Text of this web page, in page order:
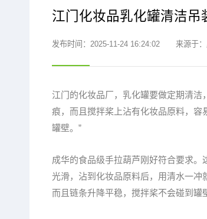
江门化妆品乳化罐清洁吊
发布时间：2025-11-24 16:24:02 来源于
江门的化妆品厂，乳化罐要做定期清洁
痕，而且搅拌桨上沾有化妆品原料，容
罐壁。”
成华的食品级手拉葫芦刚好符合要求
光滑，沾到化妆品原料后，用清水一冲
而且链条升降平稳，搅拌桨不会碰到罐